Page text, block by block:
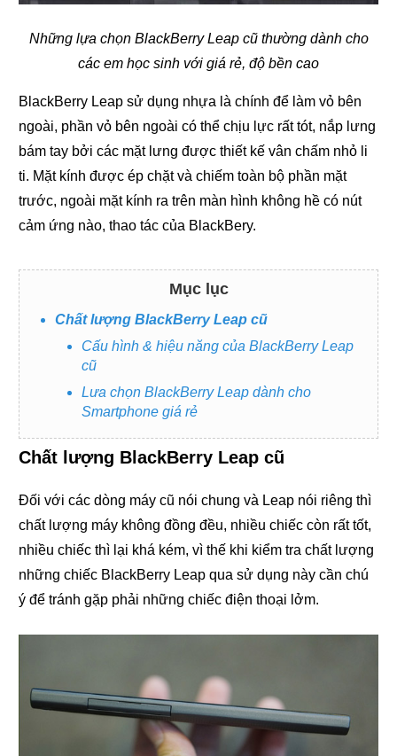
Những lựa chọn BlackBerry Leap cũ thường dành cho
các em học sinh với giá rẻ, độ bền cao
BlackBerry Leap sử dụng nhựa là chính để làm vỏ bên
ngoài, phần vỏ bên ngoài có thể chịu lực rất tót, nắp lưng
bám tay bởi các mặt lưng được thiết kế vân chấm nhỏ li
ti. Mặt kính được ép chặt và chiếm toàn bộ phần mặt
trước, ngoài mặt kính ra trên màn hình không hề có nút
cảm ứng nào, thao tác của BlackBery.
Mục lục
Chất lượng BlackBerry Leap cũ
Cấu hình & hiệu năng của BlackBerry Leap
cũ
Lưa chọn BlackBerry Leap dành cho
Smartphone giá rẻ
Chất lượng BlackBerry Leap cũ
Đối với các dòng máy cũ nói chung và Leap nói riêng thì
chất lượng máy không đồng đều, nhiều chiếc còn rất tốt,
nhiều chiếc thì lại khá kém, vì thế khi kiểm tra chất lượng
những chiếc BlackBerry Leap qua sử dụng này cần chú
ý để tránh gặp phải những chiếc điện thoại lởm.